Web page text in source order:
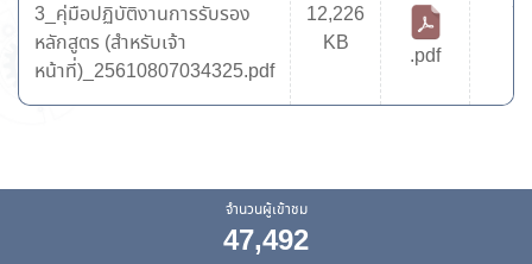
3_คุ่มือปฏิบัติงานการรับรอง
หลักสูตร (สำหรับเจ้า
หน้าที่)_25610807034325.pdf
12,226
KB
.pdf
จำนวนผู้เข้าชม
47,492